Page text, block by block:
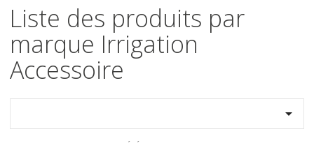
Liste des produits par
marque Irrigation
Accessoire
